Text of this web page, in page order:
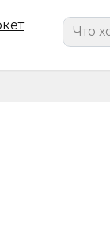
Search
for: